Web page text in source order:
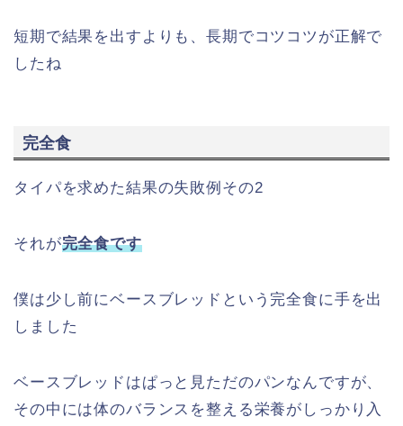
短期で結果を出すよりも、長期でコツコツが正解で
したね
完全食
タイパを求めた結果の失敗例その2
それが完全食です
僕は少し前にベースブレッドという完全食に手を出
しました
ベースブレッドはぱっと見ただのパンなんですが、
その中には体のバランスを整える栄養がしっかり入